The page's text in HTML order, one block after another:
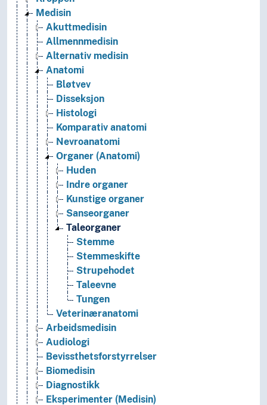
Medisin
Akuttmedisin
Allmennmedisin
Alternativ medisin
Anatomi
Bløtvev
Disseksjon
Histologi
Komparativ anatomi
Nevroanatomi
Organer (Anatomi)
Huden
Indre organer
Kunstige organer
Sanseorganer
Taleorganer
Stemme
Stemmeskifte
Strupehodet
Taleevne
Tungen
Veterinæranatomi
Arbeidsmedisin
Audiologi
Bevissthetsforstyrrelser
Biomedisin
Diagnostikk
Eksperimenter (Medisin)